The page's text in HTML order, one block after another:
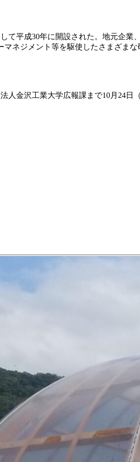
平成30年に開設された。地元企
ネジメント等を駆使したさまざまな
金沢工業大学広報課まで10月24日